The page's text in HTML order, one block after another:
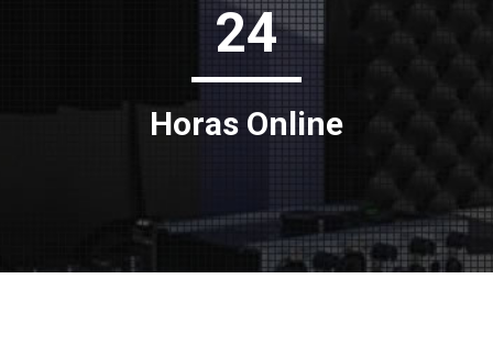
24
Horas Online